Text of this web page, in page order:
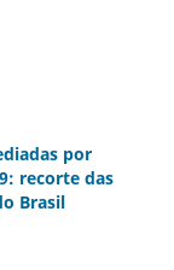
por
recorte das
Brasil